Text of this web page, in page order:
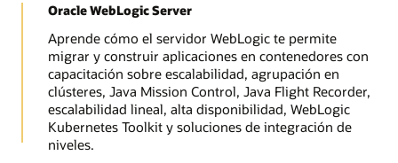
Oracle WebLogic Server
Aprende cómo el servidor WebLogic te permite
migrar y construir aplicaciones en contenedores con
capacitación sobre escalabilidad, agrupación en
clústeres, Java Mission Control, Java Flight Recorder,
escalabilidad lineal, alta disponibilidad, WebLogic
Kubernetes Toolkit y soluciones de integración de
niveles.